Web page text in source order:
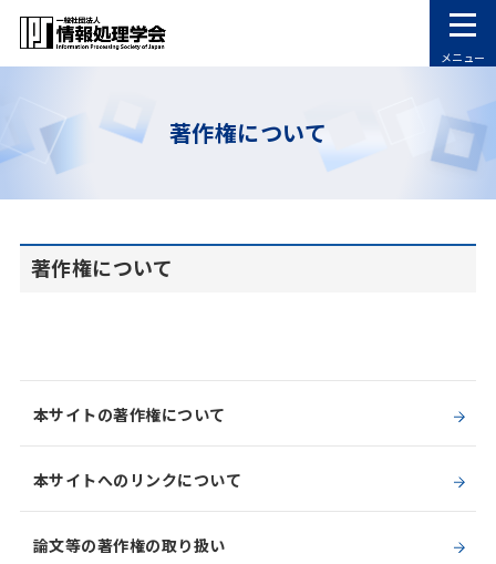
メニュー
著作権について
著作権について
本サイトの著作権について
本サイトへのリンクについて
論文等の著作権の取り扱い